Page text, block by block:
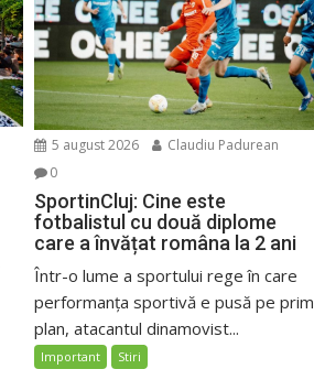
5 august 2026
Claudiu Padurean
0
SportinCluj: Cine este
fotbalistul cu două diplome
care a învățat româna la 2 ani
Într-o lume a sportului rege în care
performanța sportivă e pusă pe prim
plan, atacantul dinamovist...
Important Stiri